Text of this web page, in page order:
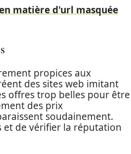
matière d'url masquée
propices aux
des sites web imitant
offres trop belles pour être
des prix
soudainement.
et de vérifier la réputation